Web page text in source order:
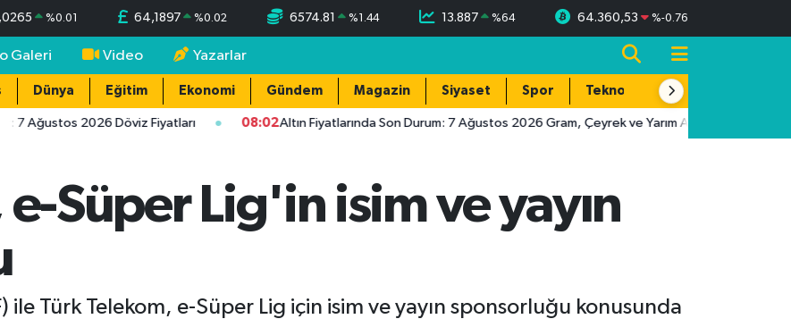
%0.01 64,1897 %0.02 6574.81 %1.44 13.887 %64 64.360,53 %-0.76
Galeri Video Yazarlar
Dünya Eğitim Ekonomi Gündem Magazin Siyaset Spor Teknoloji
7 Ağustos 2026 Döviz Fiyatları 08:02Altın Fiyatlarında Son Durum: 7 Ağustos 2026 Gram, Çeyrek ve Yarım Altın Fiyatları
Süper Lig'in isim ve yayın
ile Türk Telekom, e-Süper Lig için isim ve yayın sponsorluğu konusunda